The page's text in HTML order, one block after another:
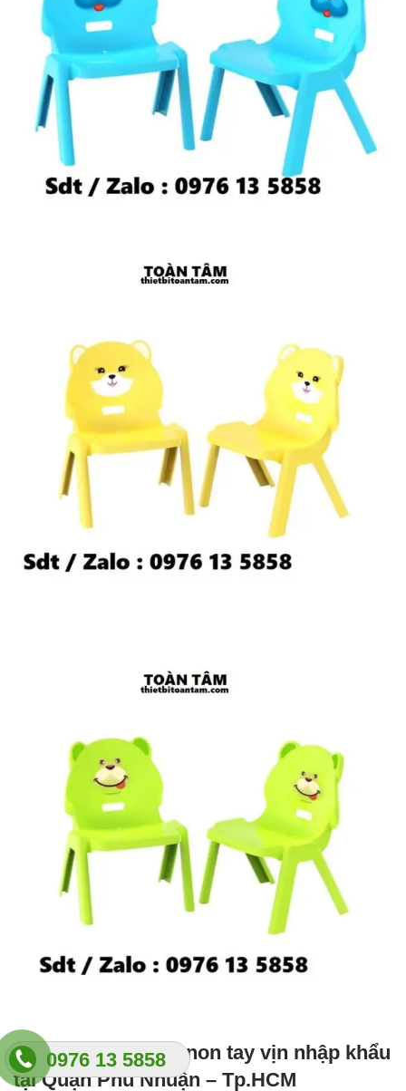
0976 13 5858
8. Ghế nhựa mầm non tay vịn nhập khẩu
tại Quận Phú Nhuận – Tp.HCM